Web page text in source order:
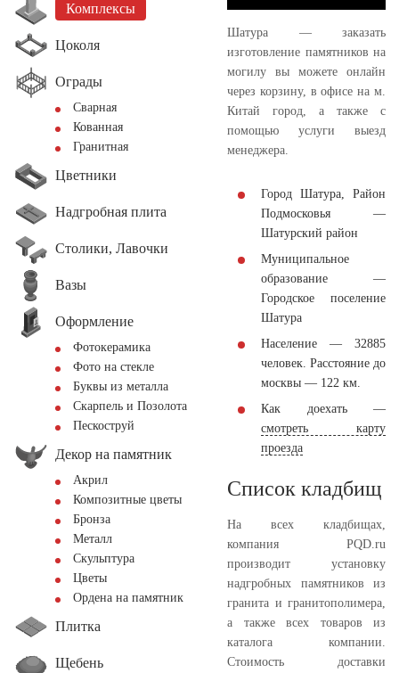
Комплексы
Цоколя
Ограды
Сварная
Кованная
Гранитная
Цветники
Надгробная плита
Столики, Лавочки
Вазы
Оформление
Фотокерамика
Фото на стекле
Буквы из металла
Скарпель и Позолота
Пескоструй
Декор на памятник
Акрил
Композитные цветы
Бронза
Металл
Скульптура
Цветы
Ордена на памятник
Плитка
Щебень
Шатура — заказать
изготовление памятников на
могилу вы можете онлайн
через корзину, в офисе на м.
Китай город, а также с
помощью услуги выезд
менеджера.
Город Шатура, Район
Подмосковья —
Шатурский район
Муниципальное
образование —
Городское поселение
Шатура
Население — 32885
человек. Расстояние до
москвы — 122 км.
Как доехать —
смотреть карту
проезда
Список кладбищ
На всех кладбищах,
компания PQD.ru
производит установку
надгробных памятников из
гранита и гранитополимера,
а также всех товаров из
каталога компании.
Стоимость доставки